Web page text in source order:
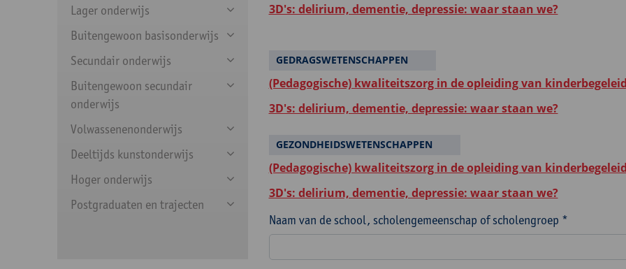
Lager onderwijs
Buitengewoon basisonderwijs
Secundair onderwijs
Buitengewoon secundair
onderwijs
Volwassenenonderwijs
Deeltijds kunstonderwijs
Hoger onderwijs
Postgraduaten en trajecten
3D's: delirium, dementie, depressie: waar staan we?
GEDRAGSWETENSCHAPPEN
(Pedagogische) kwaliteitszorg in de opleiding van
3D's: delirium, dementie, depressie: waar staan we?
GEZONDHEIDSWETENSCHAPPEN
(Pedagogische) kwaliteitszorg in de opleiding van
3D's: delirium, dementie, depressie: waar staan we?
Naam van de school, scholengemeenschap of scholengroep *